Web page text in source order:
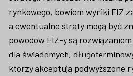
rynkowego, bowiem wyniki FIZ
a ewentualne straty mogą być
powodów FIZ-y są
dla świadomych,
którzy akceptują podwyższone